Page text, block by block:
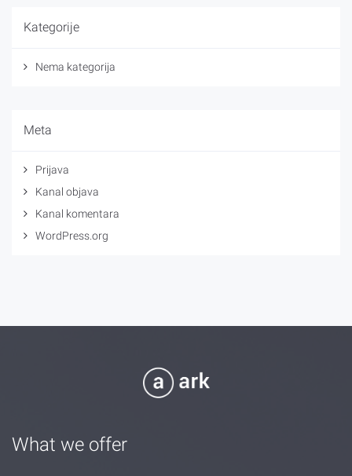
Kategorije
Nema kategorija
Meta
Prijava
Kanal objava
Kanal komentara
WordPress.org
What we offer